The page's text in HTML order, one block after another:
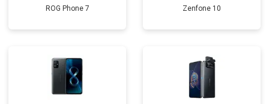
ROG Phone 7 Zenfone 10